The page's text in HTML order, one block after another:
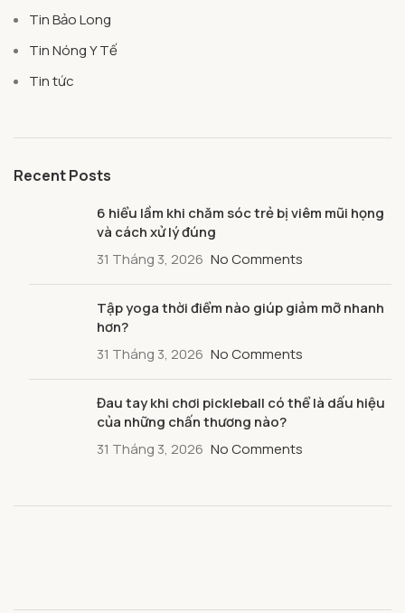
Tin Bảo Long
Tin Nóng Y Tế
Tin tức
Recent Posts
6 hiểu lầm khi chăm sóc trẻ bị viêm mũi họng
và cách xử lý đúng
31 Tháng 3, 2026 No Comments
Tập yoga thời điểm nào giúp giảm mỡ nhanh
hơn?
31 Tháng 3, 2026 No Comments
Đau tay khi chơi pickleball có thể là dấu hiệu
của những chấn thương nào?
31 Tháng 3, 2026 No Comments